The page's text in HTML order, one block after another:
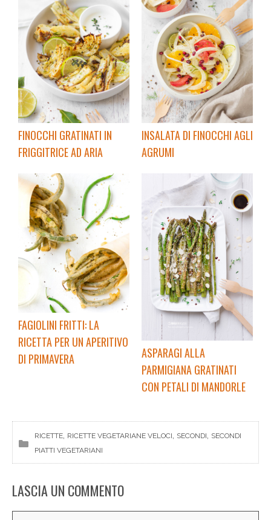
FINOCCHI GRATINATI IN
FRIGGITRICE AD ARIA
INSALATA DI FINOCCHI AGLI
AGRUMI
FAGIOLINI FRITTI: LA
RICETTA PER UN APERITIVO
DI PRIMAVERA
ASPARAGI ALLA
PARMIGIANA GRATINATI
CON PETALI DI MANDORLE
RICETTE, RICETTE VEGETARIANE VELOCI, SECONDI, SECONDI
PIATTI VEGETARIANI
LASCIA UN COMMENTO